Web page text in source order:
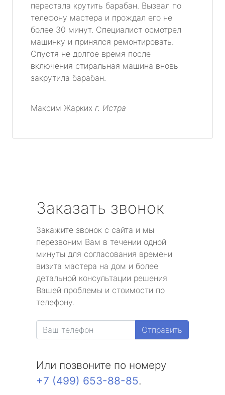
перестала крутить барабан. Вызвал по
телефону мастера и прождал его не
более 30 минут. Специалист осмотрел
машинку и принялся ремонтировать.
Спустя не долгое время после
включения стиральная машина вновь
закрутила барабан.
Максим Жарких г. Истра
Заказать звонок
Закажите звонок с сайта и мы
перезвоним Вам в течении одной
минуты для согласования времени
визита мастера на дом и более
детальной консультации решения
Вашей проблемы и стоимости по
телефону.
Отправить
Или позвоните по номеру
+7 (499) 653-88-85.